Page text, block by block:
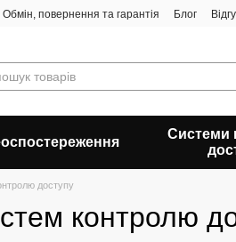
Обмін, повернення та гарантія Блог
Системи
доступу
контролю